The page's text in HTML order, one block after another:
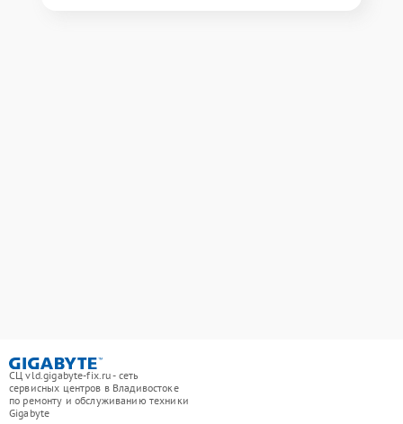
СЦ vld.gigabyte-fix.ru - сеть
сервисных центров в Владивостоке
по ремонту и обслуживанию техники
Gigabyte